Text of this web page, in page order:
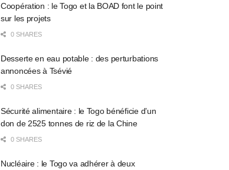
Coopération : le Togo et la BOAD font le point
sur les projets
0 SHARES
Desserte en eau potable : des perturbations
annoncées à Tsévié
0 SHARES
Sécurité alimentaire : le Togo bénéficie d’un
don de 2525 tonnes de riz de la Chine
0 SHARES
Nucléaire : le Togo va adhérer à deux